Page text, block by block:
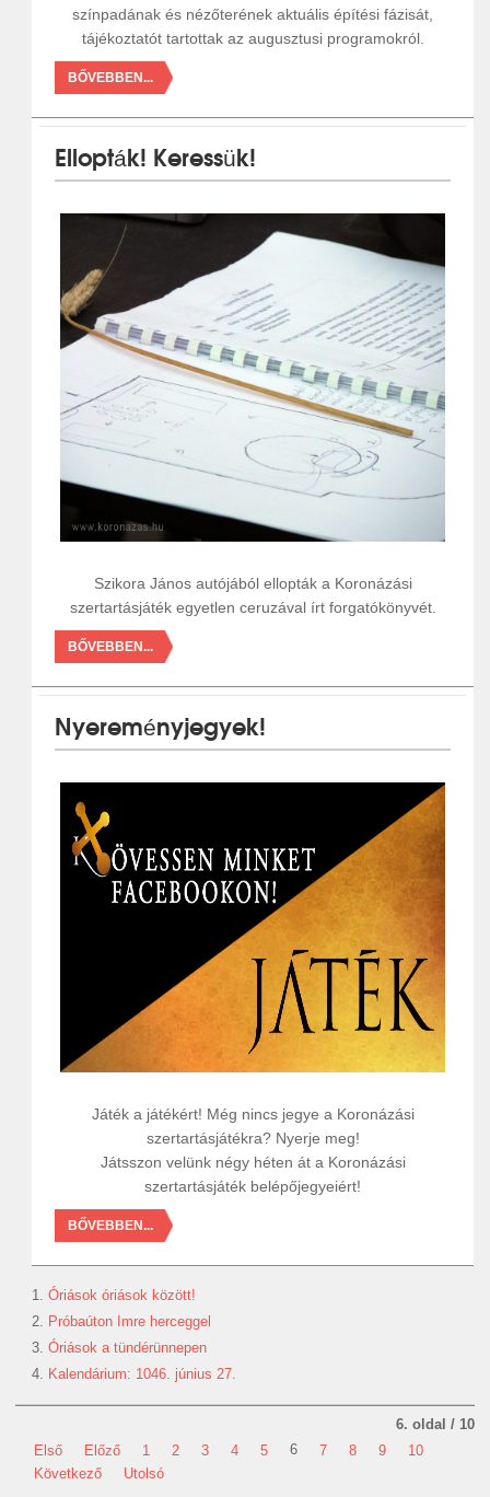
színpadának és nézőterének aktuális építési fázisát,
tájékoztatót tartottak az augusztusi programokról.
BŐVEBBEN...
Ellopták! Keressük!
Szikora János autójából ellopták a Koronázási
szertartásjáték egyetlen ceruzával írt forgatókönyvét.
BŐVEBBEN...
Nyereményjegyek!
Játék a játékért! Még nincs jegye a Koronázási
szertartásjátékra? Nyerje meg!
Játsszon velünk négy héten át a Koronázási
szertartásjáték belépőjegyeiért!
BŐVEBBEN...
Óriások óriások között!
Próbaúton Imre herceggel
Óriások a tündérünnepen
Kalendárium: 1046. június 27.
6. oldal / 10
Első
Előző 1 2 3 4 5 6 7 8 9
10
Következő
Utolsó